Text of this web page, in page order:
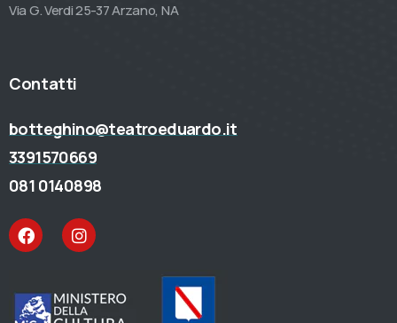
Via G. Verdi 25-37 Arzano, NA
Contatti
botteghino@teatroeduardo.it
3391570669
081 0140898